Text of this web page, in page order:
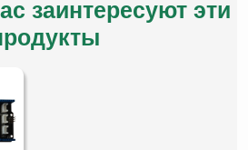
заинтересуют эти